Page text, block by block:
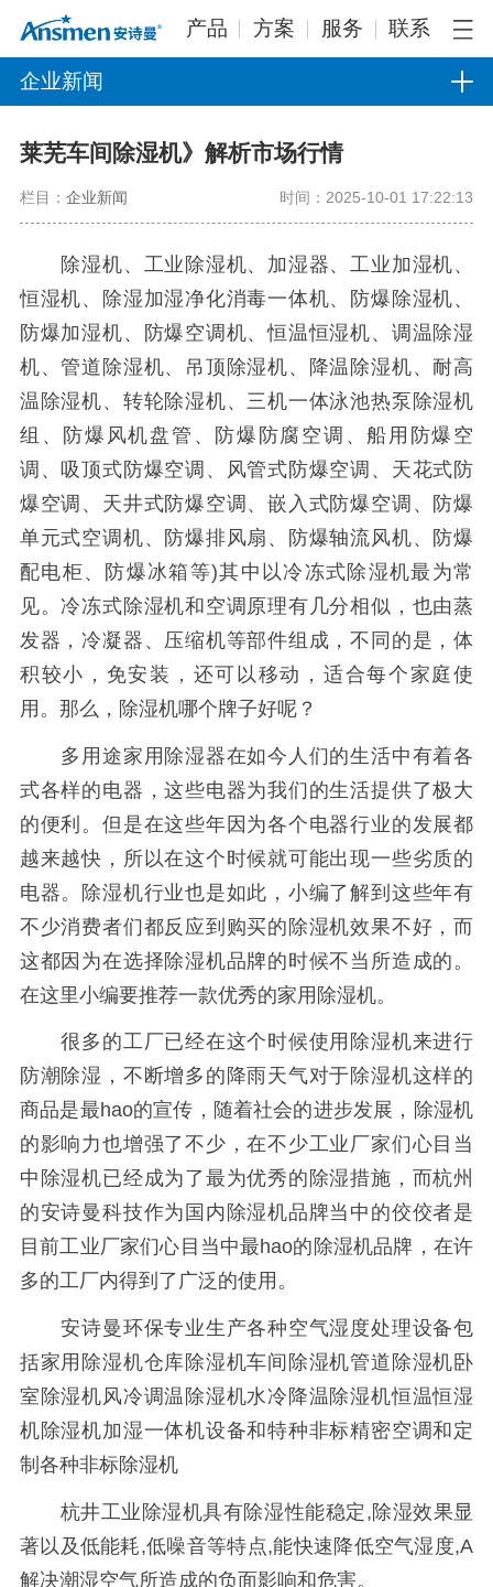
产品 方案 服务 联系
企业新闻
莱芜车间除湿机》解析市场行情
栏目： 企业新闻 时间：2025-10-01 17:22:13
除湿机、工业除湿机、加湿器、工业加湿机、
恒湿机、除湿加湿净化消毒一体机、防爆除湿机、
防爆加湿机、防爆空调机、恒温恒湿机、调温除湿
机、管道除湿机、吊顶除湿机、降温除湿机、耐高
温除湿机、转轮除湿机、三机一体泳池热泵除湿机
组、防爆风机盘管、防爆防腐空调、船用防爆空
调、吸顶式防爆空调、风管式防爆空调、天花式防
爆空调、天井式防爆空调、嵌入式防爆空调、防爆
单元式空调机、防爆排风扇、防爆轴流风机、防爆
配电柜、防爆冰箱等)其中以冷冻式除湿机最为常
见。冷冻式除湿机和空调原理有几分相似，也由蒸
发器，冷凝器、压缩机等部件组成，不同的是，体
积较小，免安装，还可以移动，适合每个家庭使
用。那么，除湿机哪个牌子好呢？
多用途家用除湿器在如今人们的生活中有着各
式各样的电器，这些电器为我们的生活提供了极大
的便利。但是在这些年因为各个电器行业的发展都
越来越快，所以在这个时候就可能出现一些劣质的
电器。除湿机行业也是如此，小编了解到这些年有
不少消费者们都反应到购买的除湿机效果不好，而
这都因为在选择除湿机品牌的时候不当所造成的。
在这里小编要推荐一款优秀的家用除湿机。
很多的工厂已经在这个时候使用除湿机来进行
防潮除湿，不断增多的降雨天气对于除湿机这样的
商品是最hao的宣传，随着社会的进步发展，除湿机
的影响力也增强了不少，在不少工业厂家们心目当
中除湿机已经成为了最为优秀的除湿措施，而杭州
的安诗曼科技作为国内除湿机品牌当中的佼佼者是
目前工业厂家们心目当中最hao的除湿机品牌，在许
多的工厂内得到了广泛的使用。
安诗曼环保专业生产各种空气湿度处理设备包
括家用除湿机仓库除湿机车间除湿机管道除湿机卧
室除湿机风冷调温除湿机水冷降温除湿机恒温恒湿
机除湿机加湿一体机设备和特种非标精密空调和定
制各种非标除湿机
杭井工业除湿机具有除湿性能稳定,除湿效果显
著以及低能耗,低噪音等特点,能快速降低空气湿度,A
解决潮湿空气所造成的负面影响和危害。